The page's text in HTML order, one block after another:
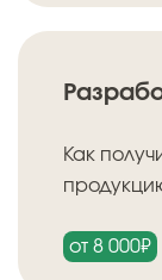
Как
от 8 000₽